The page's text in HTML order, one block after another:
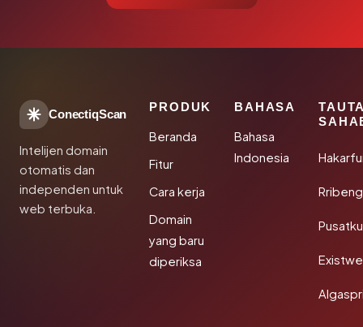
ConectiqScan
Intelijen domain
otomatis dan
independen untuk
web terbuka.
PRODUK
Beranda
Fitur
Cara kerja
Domain
yang baru
diperiksa
BAHASA
Bahasa
Indonesia